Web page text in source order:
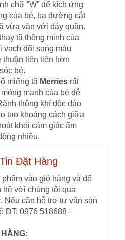
chữ “W” để kích ứng
của bé, ba đường cắt
vừa vặn với đáy quần.
tã thông minh của
vạch đổi sang màu
thuận tiên tiện hơn
bé.
miếng tã Merries rất
manh của bé dễ
thông khí độc đáo
tạo khoảng cách giữa
khỏi cảm giác ẩm
nhiều.
Đặt Hàng
vào giỏ hàng và để
hệ với chúng tôi qua
Nếu cần hỗ trợ tư vấn sản
ĐT: 0976 518688 -